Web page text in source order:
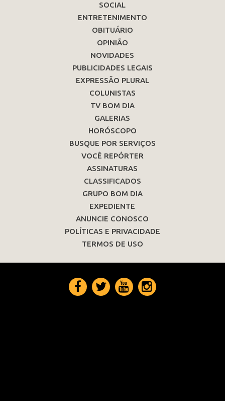
SOCIAL
ENTRETENIMENTO
OBITUÁRIO
OPINIÃO
NOVIDADES
PUBLICIDADES LEGAIS
EXPRESSÃO PLURAL
COLUNISTAS
TV BOM DIA
GALERIAS
HORÓSCOPO
BUSQUE POR SERVIÇOS
VOCÊ REPÓRTER
ASSINATURAS
CLASSIFICADOS
GRUPO BOM DIA
EXPEDIENTE
ANUNCIE CONOSCO
POLÍTICAS E PRIVACIDADE
TERMOS DE USO